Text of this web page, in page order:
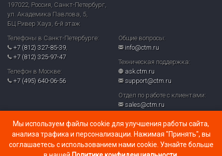
197022, Россия, Санкт-Петербург,
ул. Академика Павлова, 5,
БЦ Ривер Хауз, 6-й этаж
Телефоны в Санкт-Петербурге:
+7 (812) 327-85-39,
+7 (812) 325-97-47
Телефон в Москве:
+7 (495) 640-06-56
Общие вопросы:
info@ctm.ru
Техническая поддержка:
ask.ctm.ru
support@ctm.ru
Отдел по работе с клиентами:
sales@ctm.ru
© ООО «СТМ» 2026
Политика обработки персональных данных и реализуемых
требований к их защите в ООО «СТМ» (PDF)
Мы используем файлы cookie для улучшения работы сайта,
анализа трафика и персонализации. Нажимая "Принять", вы
соглашаетесь с использованием нами cookie. Узнайте больше